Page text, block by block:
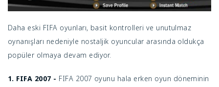
Daha eski FIFA oyunları, basit kontrolleri ve unutulmaz
oynanışları nedeniyle nostaljik oyuncular arasında oldukça
popüler olmaya devam ediyor.
1. FIFA 2007 - FIFA 2007 oyunu hala erken oyun döneminin